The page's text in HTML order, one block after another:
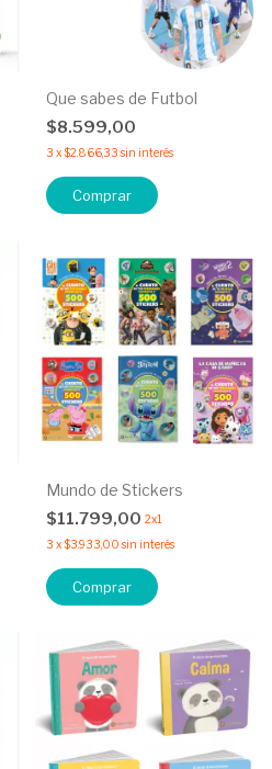
Que sabes de Futbol
$8.599,00
3 x$2.866,33 sin interés
Comprar
Mundo de Stickers
$11.799,00 2x1
3 x$3.933,00 sin interés
Comprar